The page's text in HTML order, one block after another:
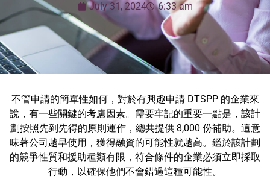
July 31, 2024 6:33 am
不管申請的簡單性如何，對於有興趣申請 DTSPP 的企業來
說，有一些關鍵的考慮因素。需要牢記的重要一點是，該計
劃按照先到先得的原則運作，總共提供 8,000 份補助。這意
味著公司越早使用，獲得融資的可能性就越高。鑑於該計劃
的競爭性質和援助種類有限，符合條件的企業必須立即採取
行動，以確保他們不會錯過這種可能性。